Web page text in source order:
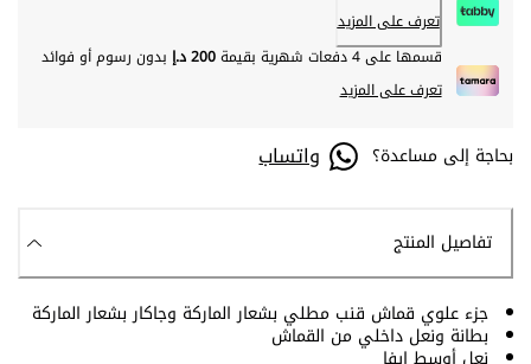
تعرف على المزيد
قسمها على 4 دفعات شهرية بقيمة
200 د.إ
بدون رسوم أو فوائد
تعرف على المزيد
بحاجة إلى مساعدة؟ واتساب
تفاصيل المنتج
جزء علوي قماش قنب مطلي بشعار الماركة وجاكار بشعار الماركة
بطانة ونعل داخلي من القماش